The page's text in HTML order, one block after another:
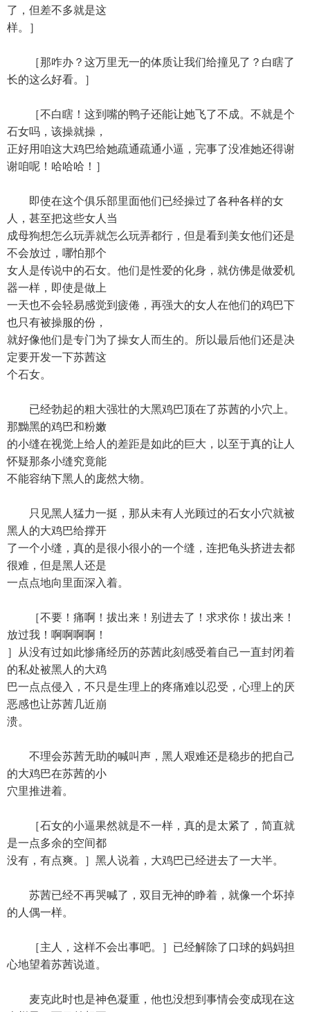
了，但差不多就是这
样。］
［那咋办？这万里无一的体质让我们给撞见了？白瞎了
长的这么好看。］
［不白瞎！这到嘴的鸭子还能让她飞了不成。不就是个
石女吗，该操就操，
正好用咱这大鸡巴给她疏通疏通小逼，完事了没准她还得谢
谢咱呢！哈哈哈！］
即使在这个俱乐部里面他们已经操过了各种各样的女
人，甚至把这些女人当
成母狗想怎么玩弄就怎么玩弄都行，但是看到美女他们还是
不会放过，哪怕那个
女人是传说中的石女。他们是性爱的化身，就仿佛是做爱机
器一样，即使是做上
一天也不会轻易感觉到疲倦，再强大的女人在他们的鸡巴下
也只有被操服的份，
就好像他们是专门为了操女人而生的。所以最后他们还是决
定要开发一下苏茜这
个石女。
已经勃起的粗大强壮的大黑鸡巴顶在了苏茜的小穴上。
那黝黑的鸡巴和粉嫩
的小缝在视觉上给人的差距是如此的巨大，以至于真的让人
怀疑那条小缝究竟能
不能容纳下黑人的庞然大物。
只见黑人猛力一挺，那从未有人光顾过的石女小穴就被
黑人的大鸡巴给撑开
了一个小缝，真的是很小很小的一个缝，连把龟头挤进去都
很难，但是黑人还是
一点点地向里面深入着。
［不要！痛啊！拔出来！别进去了！求求你！拔出来！
放过我！啊啊啊啊！
］从没有过如此惨痛经历的苏茜此刻感受着自己一直封闭着
的私处被黑人的大鸡
巴一点点侵入，不只是生理上的疼痛难以忍受，心理上的厌
恶感也让苏茜几近崩
溃。
不理会苏茜无助的喊叫声，黑人艰难还是稳步的把自己
的大鸡巴在苏茜的小
穴里推进着。
［石女的小逼果然就是不一样，真的是太紧了，简直就
是一点多余的空间都
没有，有点爽。］黑人说着，大鸡巴已经进去了一大半。
苏茜已经不再哭喊了，双目无神的睁着，就像一个坏掉
的人偶一样。
［主人，这样不会出事吧。］已经解除了口球的妈妈担
心地望着苏茜说道。
麦克此时也是神色凝重，他也没想到事情会变成现在这